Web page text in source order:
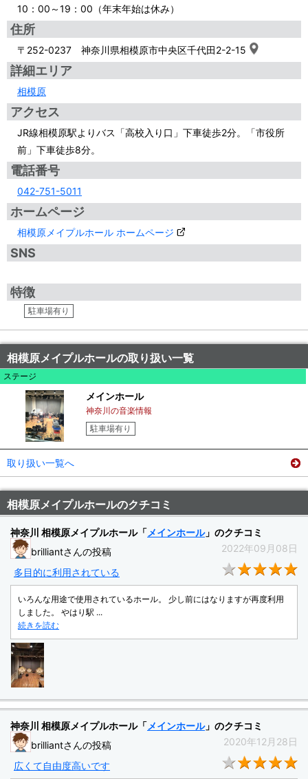
10：00～19：00（年末年始は休み）
住所
〒252-0237 神奈川県相模原市中央区千代田2-2-15
詳細エリア
相模原
アクセス
JR線相模原駅よりバス「高校入り口」下車徒歩2分。「市役所
前」下車徒歩8分。
電話番号
042-751-5011
ホームページ
相模原メイプルホール ホームページ
SNS
特徴
駐車場有り
相模原メイプルホールの取り扱い一覧
ステージ
メインホール
神奈川の音楽情報
駐車場有り
取り扱い一覧へ
相模原メイプルホールのクチコミ
神奈川 相模原メイプルホール「メインホール」のクチコミ
brilliantさんの投稿
2022年09月08日
多目的に利用されている
いろんな用途で使用されているホール。 少し前にはなりますが再度利用
しました。 やはり駅 ...
続きを読む
神奈川 相模原メイプルホール「メインホール」のクチコミ
brilliantさんの投稿
2020年12月28日
広くて自由度高いです